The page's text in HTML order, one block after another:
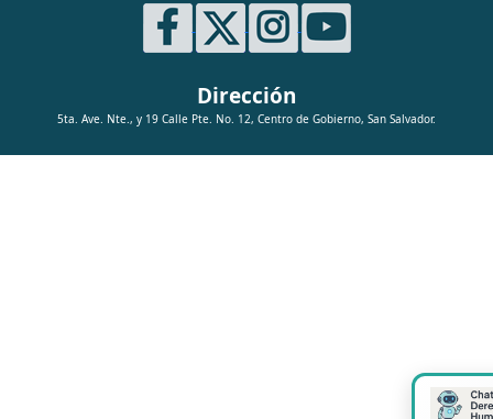
Dirección
5ta. Ave. Nte., y 19 Calle Pte. No. 12, Centro de Gobierno, San Salvador.